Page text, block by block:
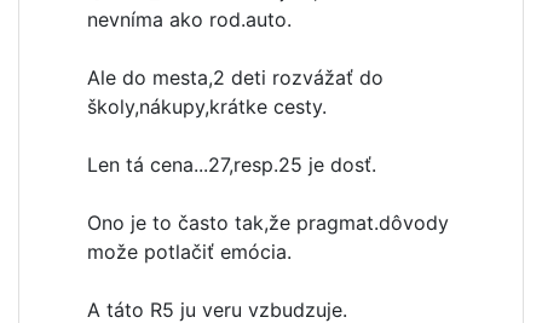
nevníma ako rod.auto.
Ale do mesta,2 deti rozvážať do
školy,nákupy,krátke cesty.
Len tá cena...27,resp.25 je dosť.
Ono je to často tak,že pragmat.dôvody
može potlačiť emócia.
A táto R5 ju veru vzbudzuje.